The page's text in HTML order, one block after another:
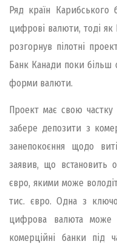
Ряд країн Карибського
цифрові валюти, тоді як
розгорнув пілотні
Банк Канади поки більш
форми валюти.
Проект має свою
забере депозити з
занепокоєння щодо
заявив, що встановить
євро, якими може
тис. євро. Одна з
цифрова валюта може
комерційні банки під